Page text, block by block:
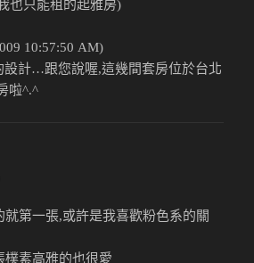
也只能租的起雅房)
10:57:50 AM)
設計…跟您說喔,這幾間套房位於台北
啦^.^
第一張,或許是我喜歡粉色系的關
樸素高雅的也很愛